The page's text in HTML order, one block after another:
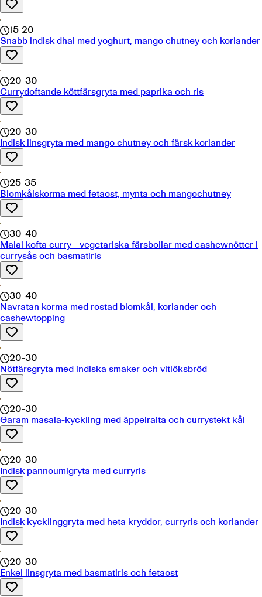
15-20
Snabb indisk dhal med yoghurt, mango chutney och koriander
20-30
Currydoftande köttfärsgryta med paprika och ris
20-30
Indisk linsgryta med mango chutney och färsk koriander
25-35
Blomkålskorma med fetaost, mynta och mangochutney
30-40
Malai kofta curry - vegetariska färsbollar med cashewnötter i
currysås och basmatiris
30-40
Navratan korma med rostad blomkål, koriander och
cashewtopping
20-30
Nötfärsgryta med indiska smaker och vitlöksbröd
20-30
Garam masala-kyckling med äppelraita och currystekt kål
20-30
Indisk pannoumigryta med curryris
20-30
Indisk kycklinggryta med heta kryddor, curryris och koriander
20-30
Enkel linsgryta med basmatiris och fetaost